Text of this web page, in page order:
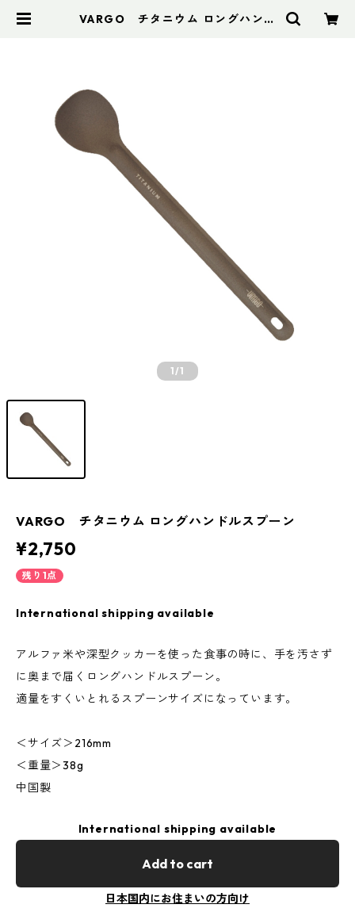
VARGO チタニウム ロングハンド
1/1
VARGO チタニウム ロングハンドルスプーン
¥2,750
残り1点
International shipping available
アルファ米や深型クッカーを使った食事の時に、手を汚さず
に奥まで届くロングハンドルスプーン。
適量をすくいとれるスプーンサイズになっています。
＜サイズ＞216mm
＜重量＞38g
中国製
International shipping available
Add to cart
日本国内にお住まいの方向け